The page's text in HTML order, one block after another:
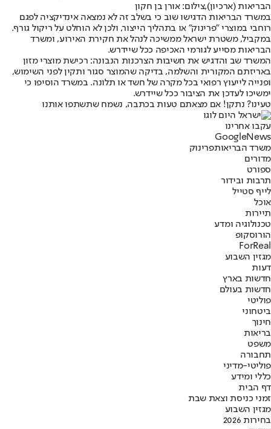
הבריאות (ארכיון),צילום: אורן בן חקון
במשרד הבריאות הדגישו שוב כי בשלב זה לא נמצאה אינדיקציה לפגם
רוחבי במוצרי "פרינוק" או בתהליך הייצור, ולכן לא הוחלט על ריקול גורף.
במקביל, משטרת ישראל ממשיכה לנהל את חקירת האירוע, ומשרד
הבריאות מסייע לגורמי האכיפה ככל שיידרש.
המשרד שב והדגיש את חשיבות הצרכנות הנבונה: רכישת מוצרי מזון
באריזתם המקורית והשלמה, בדיקה שהמוצר סגור ותקין לפני השימוש,
ופנייה לייעוץ רפואי בכל מקרה של חשד או תלונה. במשרד הוסיפו כי
ימשיכו לעדכן את הציבור ככל שיידרש.
טעינו? נתקן! אם מצאתם טעות בכתבה, נשמח שתשתפו אותנו
עקבו אחרינו
Googl eNews
משרד הבריאותפרינוק
מדורים
ספורט
תרבות ובידור
לייף סטייל
אוכל
תיירות
טכנולוגיה ומדע
הורוסקופ
ForReal
מגזין השבוע
דעות
חדשות בארץ
חדשות בעולם
פוליטי
ביטחוני
חינוך
בריאות
משפט
תחבורה
פוליטי-מדיני
כללי ומידע
דף הבית
זמני כניסת וצאת שבת
מגזין השבוע
בחירות 2026